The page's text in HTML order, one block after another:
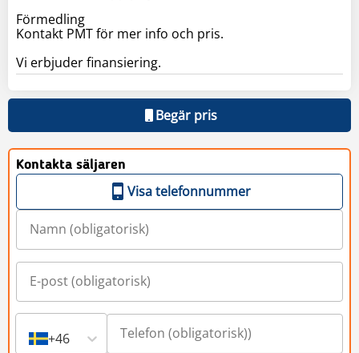
Förmedling
Kontakt PMT för mer info och pris.
Vi erbjuder finansiering.
Begär pris
Kontakta säljaren
Visa telefonnummer
+46